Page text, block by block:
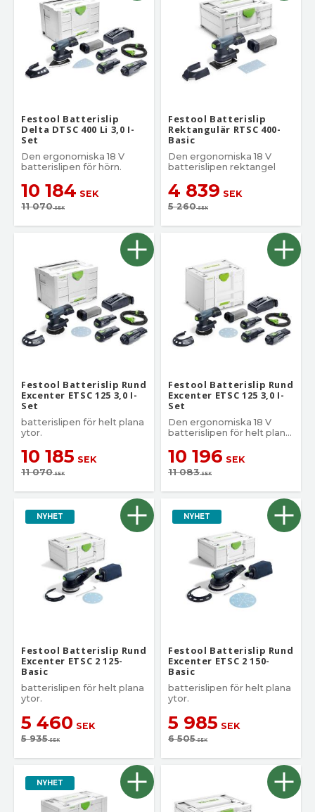
Festool Batterislip
Delta DTSC 400 Li 3,0 I-
Set
Den ergonomiska 18 V
batterislipen för hörn.
10 184 SEK
11 070SEK
Festool Batterislip
Rektangulär RTSC 400-
Basic
Den ergonomiska 18 V
batterislipen rektangel
4 839 SEK
5 260SEK
Festool Batterislip Rund
Excenter ETSC 125 3,0 I-
Set
batterislipen för helt plana
ytor.
10 185 SEK
11 070SEK
Festool Batterislip Rund
Excenter ETSC 125 3,0 I-
Set
Den ergonomiska 18 V
batterislipen för helt plana
10 196 SEK
11 083SEK
Festool Batterislip Rund
Excenter ETSC 2 125-
Basic
batterislipen för helt plana
ytor.
5 460 SEK
5 935SEK
NYHET
Festool Batterislip Rund
Excenter ETSC 2 150-
Basic
batterislipen för helt plana
ytor.
5 985 SEK
6 505SEK
NYHET
NYHET